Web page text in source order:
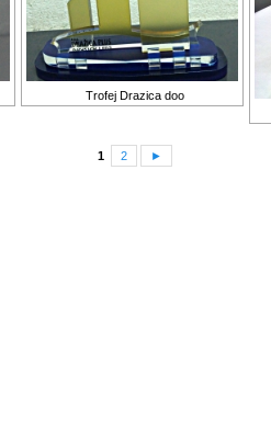
Trofej Drazica doo
1 2 ►